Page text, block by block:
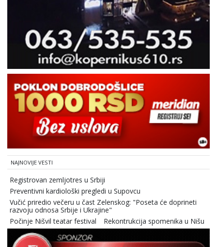
NAJNOVIJE VESTI
Registrovan zemljotres u Srbiji
Preventivni kardiološki pregledi u Supovcu
Vučić priredio večeru u čast Zelenskog: "Poseta će doprineti
razvoju odnosa Srbije i Ukrajine"
Počinje Nišvil teatar festival
Rekontrukcija spomenika u Nišu